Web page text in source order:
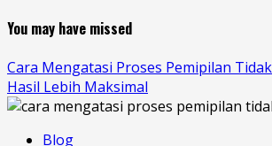
You may have missed
Cara Mengatasi Proses Pemipilan
Hasil Lebih Maksimal
Blog